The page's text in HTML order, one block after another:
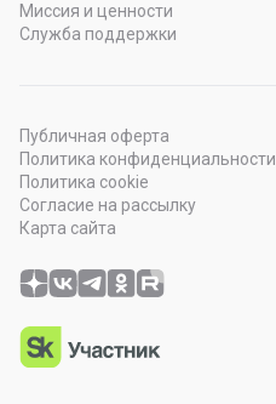
Миссия и ценности
Служба поддержки
Публичная оферта
Политика конфиденциальности
Политика cookie
Согласие на рассылку
Карта сайта